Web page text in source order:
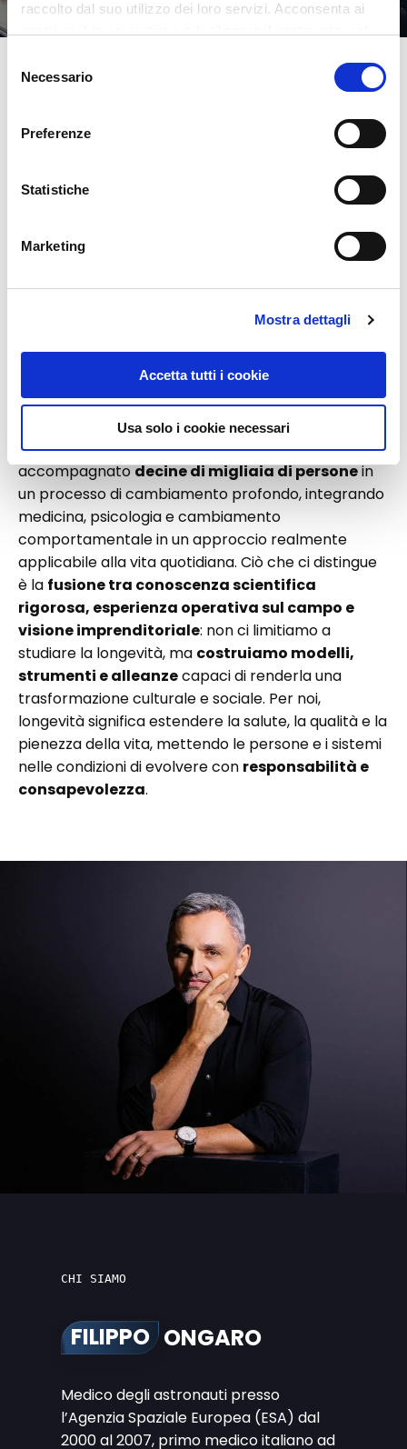
raccolto dal suo utilizzo dei loro servizi. Acconsenta ai
delNecessario
Preferenze
Statistiche
Marketing
Mostra dettagli
Accetta tutti i cookie
Usa solo i cookie necessari
Abbiamo dedicato la vita a capire le persone da un
punto di vista
e a
background
e siamo uniti da
una missione comune: trasformare la longevità in
un percorso concreto di salute, performance e
realizzazione umana. Il nostro lavoro nasce nei
prestazione, al fianco diastronauti, militari delle
forze speciali, atleti d’élite e leader
internazionali,dove il corpo e la mente vengono
messi alla prova ai massimi livelli e ogni dettaglio
diventa essenziale. Negli anni abbiamo
accompagnatodecine di migliaia di personein
un processo di cambiamento profondo, integrando
medicina, psicologia e cambiamento
comportamentale in un approccio realmente
applicabile alla vita quotidiana. Ciò che ci distingue
è la fusione tra conoscenza scientifica
rigorosa, esperienza operativa sul campo e
visione imprenditoriale: non ci limitiamo a
studiare la longevità, ma costruiamo modelli,
strumenti e alleanzecapaci di renderla una
trasformazione culturale e sociale. Per noi,
longevità significa estendere la salute, la qualità e la
pienezza della vita, mettendo le persone e i sistemi
nelle condizioni di evolvere con responsabilità e
consapevolezza.
CHI SIAMO
FILIPPO ONGARO
Medico degli astronauti presso
l’Agenzia Spaziale Europea (ESA) dal
2000 al 2007, primo medico italiano ad